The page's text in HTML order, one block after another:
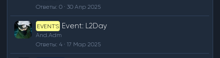
Ответы 0 30 Апр 2025
EVENT'S Event: L2Day
And.Adm
Ответы 4 17 Мар 2025